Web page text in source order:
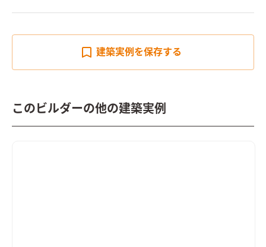
建築実例を保存する
このビルダーの他の建築実例